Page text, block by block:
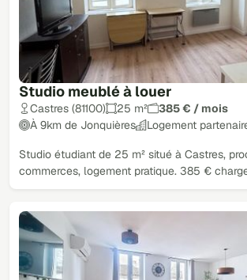
Studio meublé à louer
Castres (81100) 25 m²
385 € / mois
À 9km de Jonquières
Logement
Studio étudiant de 25 m² situé à Castres,
commerces, logement pratique. 385 €